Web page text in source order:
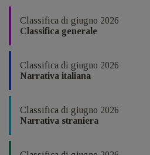
Classifica di giugno 2026
Classifica generale
Classifica di giugno 2026
Narrativa italiana
Classifica di giugno 2026
Narrativa straniera